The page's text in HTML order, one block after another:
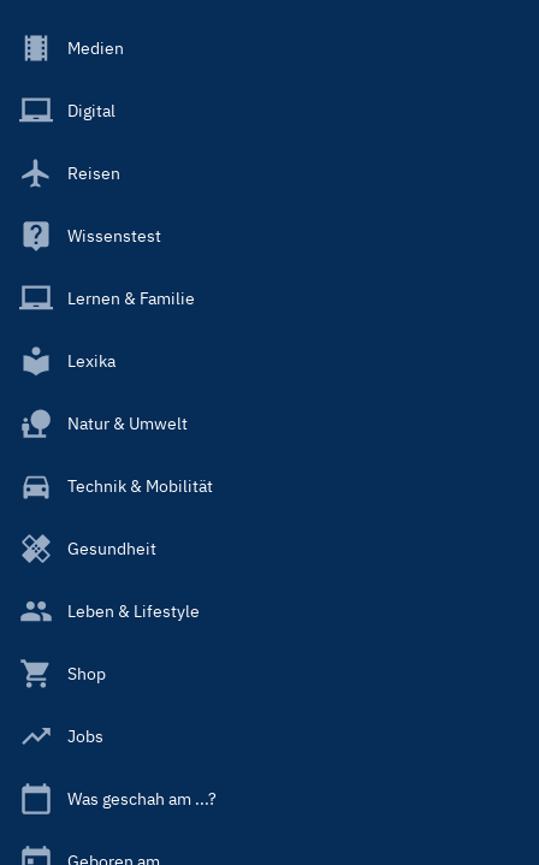
Footer
Main
Medien
Digital
Reisen
Wissenstest
Lernen & Familie
Lexika
Natur & Umwelt
Technik & Mobilität
Gesundheit
Leben & Lifestyle
Shop
Jobs
Was geschah am ...?